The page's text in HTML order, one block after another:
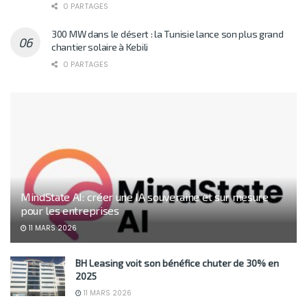
0 PARTAGES
300 MW dans le désert : la Tunisie lance son plus grand
chantier solaire à Kebili
0 PARTAGES
MindState AI: créer une IA souveraine et sur mesure
pour les entreprises
11 MARS 2026
BH Leasing voit son bénéfice chuter de 30% en
2025
11 MARS 2026